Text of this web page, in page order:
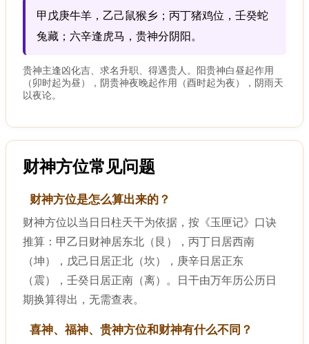
甲戊庚牛羊，乙己鼠猴乡；丙丁猪鸡位，壬癸蛇
兔藏；六辛逢虎马，贵神分阴阳。
贵神主逢凶化吉、求名升职、得遇贵人。阳贵神白昼起作用
（卯时起为昼），阴贵神夜晚起作用（酉时起为夜），阴雨天
以夜论。
财神方位常见问题
财神方位是怎么算出来的？
财神方位以当日日柱天干为依据，按《玉匣记》口诀
推算：甲乙日财神居东北（艮），丙丁日居西南
（坤），戊己日居正北（坎），庚辛日居正东
（震），壬癸日居正南（离）。日干由万年历公历日
期换算得出，无需查表。
喜神、福神、贵神方位和财神有什么不同？